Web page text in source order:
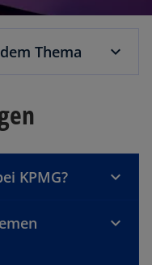
Thema
KPMG?